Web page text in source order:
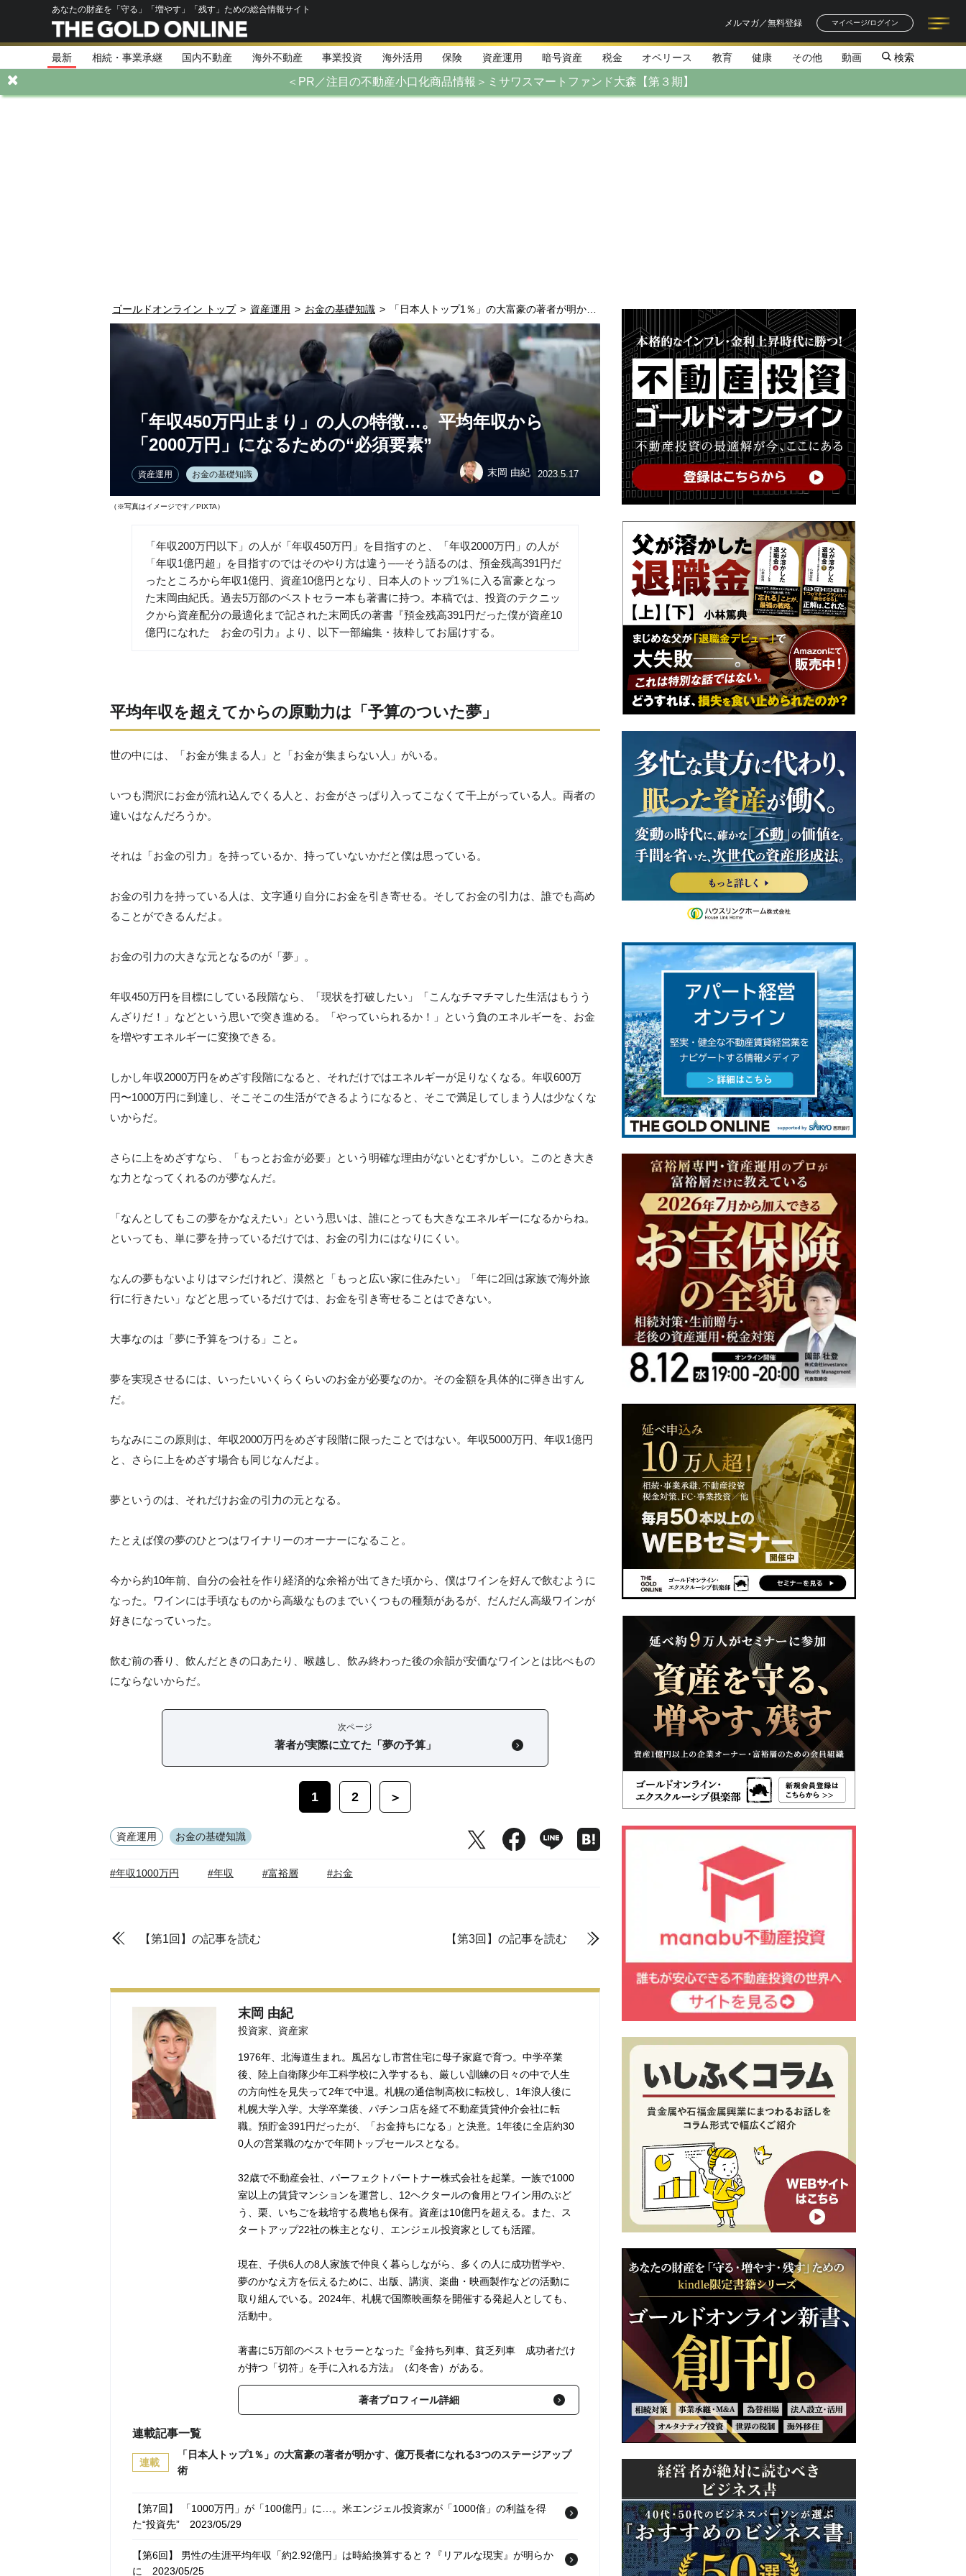
あなたの財産を「守る」「増やす」「残す」ための総合情報サイト
メルマガ／無料登録
マイページ/ログイン
記事一覧
著者一覧
最新 相続・事業承継 国内不動産 海外不動産 事業投資 海外活用 保険 資産運用 暗号資産 税金 オペリース 教育 健康 その他 動画 検索
＜PR／注目の不動産小口化商品情報＞ミサワスマートファンド大森【第３期】
ゴールドオンライン トップ > 資産運用 > お金の基礎知識 >
「年収450万円止まり」の人の特徴…。平均年収から
「2000万円」になるための“必須要素”
資産運用 お金の基礎知識 末岡 由紀 2023.5.17
（※写真はイメージです／PIXTA）
「年収200万円以下」の人が「年収450万円」を目指すのと、「年収2000万円」の人が
「年収1億円超」を目指すのではそのやり方は違う──そう語るのは、預金残高391円だ
ったところから年収1億円、資産10億円となり、日本人のトップ1％に入る富豪となっ
た末岡由紀氏。過去5万部のベストセラー本も著書に持つ。本稿では、投資のテクニッ
クから資産配分の最適化まで記された末岡氏の著書『預金残高391円だった僕が資産10
億円になれた お金の引力』より、以下一部編集・抜粋してお届けする。
平均年収を超えてからの原動力は「予算のついた夢」
世の中には、「お金が集まる人」と「お金が集まらない人」がいる。
いつも潤沢にお金が流れ込んでくる人と、お金がさっぱり入ってこなくて干上がっている人。両者の
違いはなんだろうか。
それは「お金の引力」を持っているか、持っていないかだと僕は思っている。
お金の引力を持っている人は、文字通り自分にお金を引き寄せる。そしてお金の引力は、誰でも高め
ることができるんだよ。
お金の引力の大きな元となるのが「夢」。
年収450万円を目標にしている段階なら、「現状を打破したい」「こんなチマチマした生活はもうう
んざりだ！」などという思いで突き進める。「やっていられるか！」という負のエネルギーを、お金
を増やすエネルギーに変換できる。
しかし年収2000万円をめざす段階になると、それだけではエネルギーが足りなくなる。年収600万
円〜1000万円に到達し、そこそこの生活ができるようになると、そこで満足してしまう人は少なくな
いからだ。
さらに上をめざすなら、「もっとお金が必要」という明確な理由がないとむずかしい。このとき大き
な力となってくれるのが夢なんだ。
「なんとしてもこの夢をかなえたい」という思いは、誰にとっても大きなエネルギーになるからね。
といっても、単に夢を持っているだけでは、お金の引力にはなりにくい。
なんの夢もないよりはマシだけれど、漠然と「もっと広い家に住みたい」「年に2回は家族で海外旅
行に行きたい」などと思っているだけでは、お金を引き寄せることはできない。
大事なのは「夢に予算をつける」こと｡
夢を実現させるには、いったいいくらくらいのお金が必要なのか。その金額を具体的に弾き出すん
だ。
ちなみにこの原則は、年収2000万円をめざす段階に限ったことではない。年収5000万円、年収1億円
と、さらに上をめざす場合も同じなんだよ。
夢というのは、それだけお金の引力の元となる。
たとえば僕の夢のひとつはワイナリーのオーナーになること。
今から約10年前、自分の会社を作り経済的な余裕が出てきた頃から、僕はワインを好んで飲むように
なった。ワインには手頃なものから高級なものまでいくつもの種類があるが、だんだん高級ワインが
好きになっていった。
飲む前の香り、飲んだときの口あたり、喉越し、飲み終わった後の余韻が安価なワインとは比べもの
にならないからだ。
次ページ
著者が実際に立てた「夢の予算」
1 2 ＞
資産運用 お金の基礎知識
#年収1000万円 #年収 #富裕層 #お金
【第1回】の記事を読む 【第3回】の記事を読む
末岡 由紀
投資家、資産家
1976年、北海道生まれ。風呂なし市営住宅に母子家庭で育つ。中学卒業
後、陸上自衛隊少年工科学校に入学するも、厳しい訓練の日々の中で人生
の方向性を見失って2年で中退。札幌の通信制高校に転校し、1年浪人後に
札幌大学入学。大学卒業後、パチンコ店を経て不動産賃貸仲介会社に転
職。預貯金391円だったが、「お金持ちになる」と決意。1年後に全店約30
0人の営業職のなかで年間トップセールスとなる。
32歳で不動産会社、パーフェクトパートナー株式会社を起業。一族で1000
室以上の賃貸マンションを運営し、12ヘクタールの食用とワイン用のぶど
う、栗、いちごを栽培する農地も保有。資産は10億円を超える。また、ス
タートアップ22社の株主となり、エンジェル投資家としても活躍。
現在、子供6人の8人家族で仲良く暮らしながら、多くの人に成功哲学や、
夢のかなえ方を伝えるために、出版、講演、楽曲・映画製作などの活動に
取り組んでいる。2024年、札幌で国際映画祭を開催する発起人としても、
活動中。
著書に5万部のベストセラーとなった『金持ち列車、貧乏列車 成功者だけ
が持つ「切符」を手に入れる方法』（幻冬舎）がある。
著者プロフィール詳細
連載記事一覧
連載
「日本人トップ1％」の大富豪の著者が明かす、億万長者になれる3つのステージアップ
術
【第7回】 「1000万円」が「100億円」に…。米エンジェル投資家が「1000倍」の利益を得
た“投資先” 2023/05/29
【第6回】 男性の生涯平均年収「約2.92億円」は時給換算すると？『リアルな現実』が明らか
に
2023/05/25